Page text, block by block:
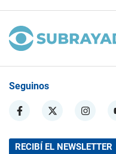
Seguinos
RECIBÍ EL NEWSLETTER